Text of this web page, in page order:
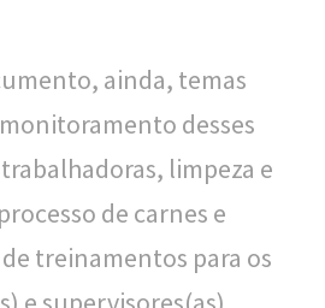
ainda, temas
desses
limpeza e
de carnes e
treinamentos para os